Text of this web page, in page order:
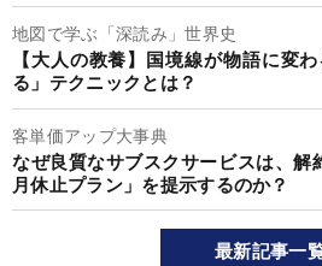
地図で学ぶ「深読み」世界史
【大人の教養】国境線が物語に
る」テクニックとは？
客単価アップ大事典
なぜ良質なサブスクサービスは、解
月休止プラン」を提示するのか？
最新記事一